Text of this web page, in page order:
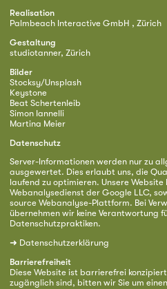
Realisation
Palmbeach Interactive GmbH , Zürich
Gestaltung
studiotanner, Zürich
Bilder
Stocksy/Unsplash
Keystone
Beat Schertenleib
Simon Iannelli
Martina Meier
Datenschutz
Server-Informationen werden nur zu
ausgewertet. Dies erlaubt uns, die
laufend zu optimieren. Unsere
Webanalysedienst der Google LLC,
source Webanalyse-Plattform. Bei
übernehmen wir keine Verantwortung
Datenschutzpraktiken.
➜ Datenschutzerklärung
Barrierefreiheit
Diese Website ist barrierefrei
zugänglich sind, bitten wir Sie um